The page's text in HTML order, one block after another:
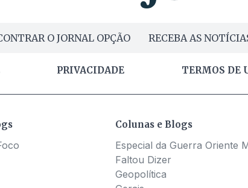
O JORNAL OPÇÃO RECEBA AS
PRIVACIDADE TERMOS DE
Colunas e Blogs
Especial da Guerra Oriente
Faltou Dizer
Geopolítica